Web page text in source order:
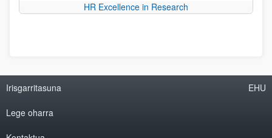
HR Excellence in Research
Irisgarritasuna
Lege oharra
EHU